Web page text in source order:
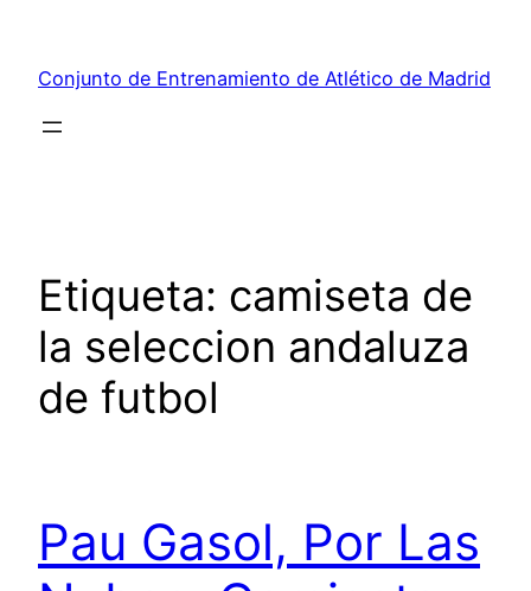
contenido
Conjunto de Entrenamiento de Atlético de Madrid
Etiqueta: camiseta de
la seleccion andaluza
de futbol
Pau Gasol, Por Las